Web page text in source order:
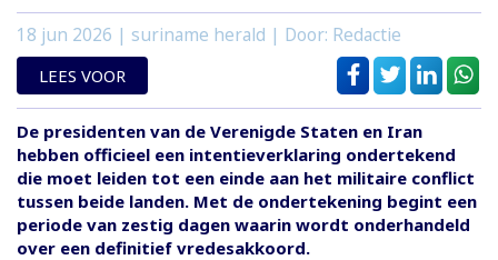
18 jun 2026 | suriname herald | Door: Redactie
LEES VOOR
De presidenten van de Verenigde Staten en Iran
hebben officieel een intentieverklaring ondertekend
die moet leiden tot een einde aan het militaire conflict
tussen beide landen. Met de ondertekening begint een
periode van zestig dagen waarin wordt onderhandeld
over een definitief vredesakkoord.